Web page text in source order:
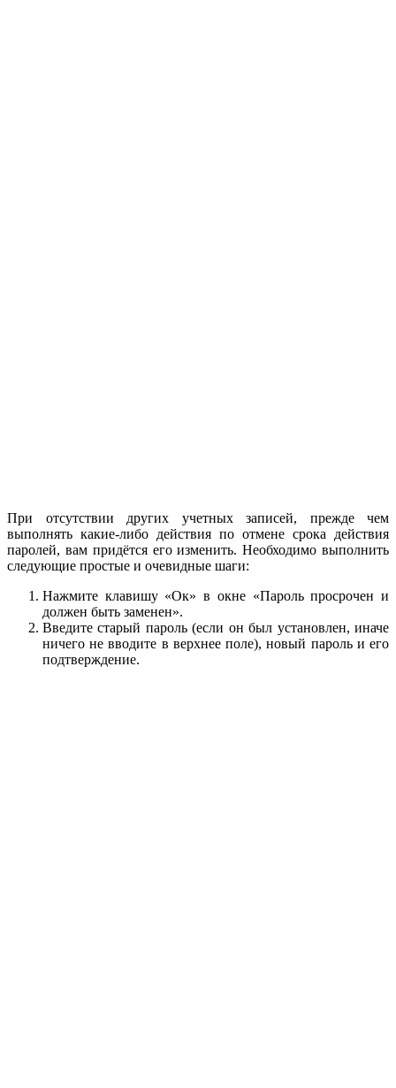
При отсутствии других учетных записей, прежде чем
выполнять какие-либо действия по отмене срока действия
паролей, вам придётся его изменить. Необходимо выполнить
следующие простые и очевидные шаги:
Нажмите клавишу «Ок» в окне «Пароль просрочен и
должен быть заменен».
Введите старый пароль (если он был установлен, иначе
ничего не вводите в верхнее поле), новый пароль и его
подтверждение.